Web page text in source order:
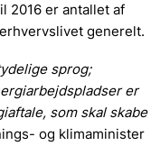
2016 er antallet af
generelt.
sprog;
er
som skal skabe
og klimaminister